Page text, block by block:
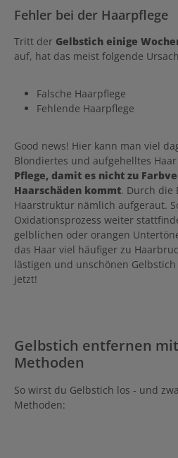
Fehler bei der Haarpflege
Tritt der Gelbstich einige
auf, hat das meist folgende
Falsche Haarpflege
Fehlende Haarpflege
Good news! Hier kann man viel
Blondiertes und aufgehelltes
Pflege, damit es nicht zu
Haarschäden kommt. Durch die
Haarstruktur nämlich aufgeraut.
Oxidationsprozess weiter
gelblichen oder orangen
das Haar viel häufiger zu
lästigen und unschönen
jetzt!
Gelbstich entfernen
Methoden
So wirst du Gelbstich los - und
Methoden: